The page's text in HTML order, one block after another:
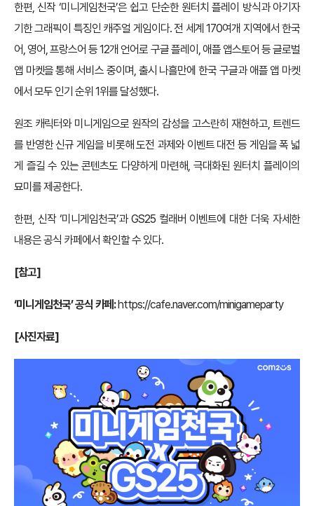
한편, 신작 ‘미니게임천국’은 쉽고 단순한 원터치 플레이 방식과 아기자
기한 그래픽이 특징인 캐주얼 게임이다. 전 세계 170여개 지역에서 한국
어, 영어, 프랑스어 등 12개 언어로 구글 플레이, 애플 앱스토어 등 글로벌
앱 마켓을 통해 서비스 중이며, 출시 나흘만에 한국 구글과 애플 앱 마켓
에서 모두 인기 순위 1위를 달성했다.
원조 캐릭터와 미니게임으로 원작의 감성을 고스란히 재현하고, 트렌드
를 반영한 신규 게임을 비롯해 도전 과제와 이벤트 대전 등 게임을 폭 넓
게 즐길 수 있는 콘텐츠도 다양하게 마련해, 극대화된 원터치 플레이의
묘미를 제공한다.
한편, 신작 ‘미니게임천국’과 GS25 컬래버 이벤트에 대한 더욱 자세한
내용은 공식 카페에서 확인할 수 있다.
[참고]
‘미니게임천국’ 공식 카페:https://cafe.naver.com/minigameparty
[사진자료]